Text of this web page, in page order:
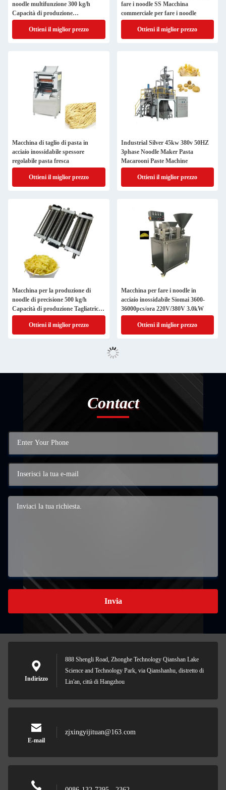
noodle multifunzione 300 kg/h
Capacità di produzione
Componenti del motore
Ottieni il miglior prezzo
fare i noodle SS Macchina
commerciale per fare i noodle
Ottieni il miglior prezzo
Macchina di taglio di pasta in
acciaio inossidabile spessore
regolabile pasta fresca
Ottieni il miglior prezzo
Industrial Silver 45kw 380v 50HZ
3phase Noodle Maker Pasta
Macarooni Paste Machine
Ottieni il miglior prezzo
Macchina per la produzione di
noodle di precisione 500 kg/h
Capacità di produzione Tagliatrice
di rulli
Ottieni il miglior prezzo
Macchina per fare i noodle in
acciaio inossidabile Siomai 3600-
36000pcs/ora 220V/380V 3.0kW
Ottieni il miglior prezzo
Contact
Invia
Indirizzo
888 Shengli Road, Zhonghe Technology Qianshan Lake
Science and Technology Park, via Qianshanhu, distretto di
Lin'an, città di Hangzhou
E-mail
zjxingyijituan@163.com